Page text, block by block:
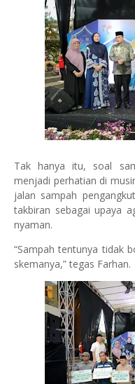
Tak hanya itu, soal
menjadi perhatian di
jalan sampah
takbiran sebagai upaya
nyaman.
“Sampah tentunya tidak
skemanya,” tegas Farhan.